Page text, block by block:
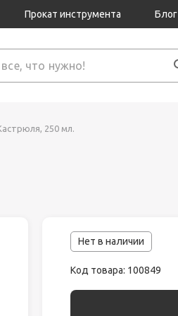
Прокат инструмента Блог
250 мл.
Нет в наличии
Код товара: 100849